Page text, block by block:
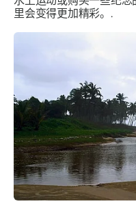
里会变得更加精彩。.